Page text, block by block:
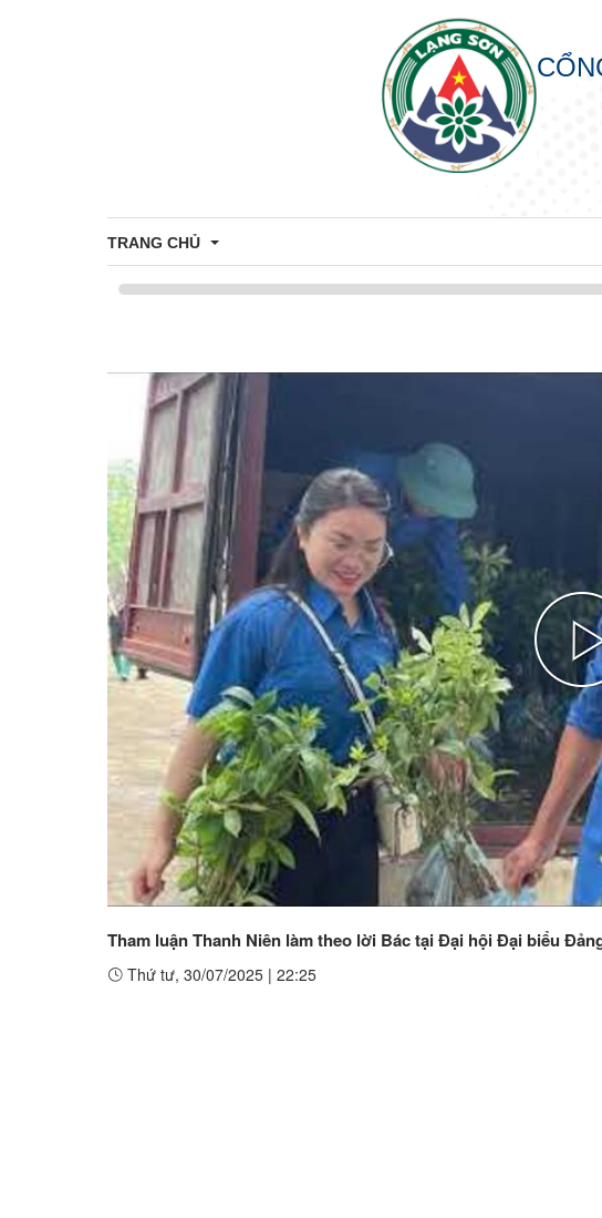
TRANG CHỦ
Thông tin chung
Di tích - Danh lam thắng cảnh xã Bằng Mạc
Thủ tục Hành chính
Tham luận Thanh Niên làm theo lời Bác tại Đại hội Đại biểu
Thứ tư, 30/07/2025 | 22:25